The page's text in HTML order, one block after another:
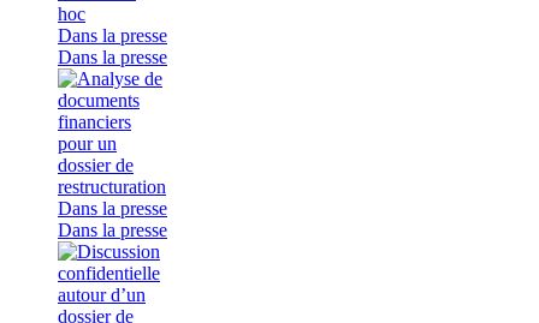
Dans la presse
Dans la presse
Dans la presse
Dans la presse